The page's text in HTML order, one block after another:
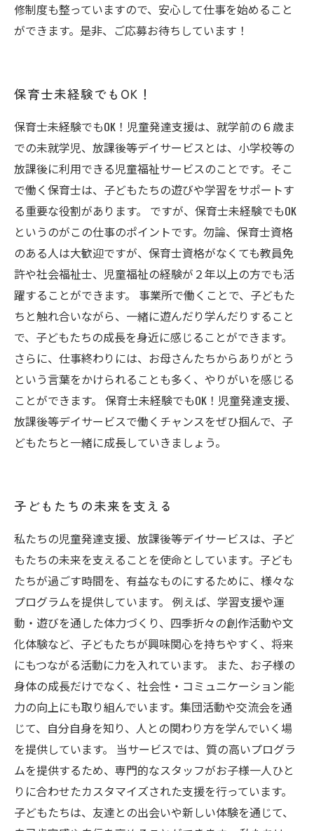
修制度も整っていますので、安心して仕事を始めること
ができます。是非、ご応募お待ちしています！
保育士未経験でもOK！
保育士未経験でもOK！児童発達支援は、就学前の６歳ま
での未就学児、放課後等デイサービスとは、小学校等の
放課後に利用できる児童福祉サービスのことです。そこ
で働く保育士は、子どもたちの遊びや学習をサポートす
る重要な役割があります。 ですが、保育士未経験でもOK
というのがこの仕事のポイントです。勿論、保育士資格
のある人は大歓迎ですが、保育士資格がなくても教員免
許や社会福祉士、児童福祉の経験が２年以上の方でも活
躍することができます。 事業所で働くことで、子どもた
ちと触れ合いながら、一緒に遊んだり学んだりすること
で、子どもたちの成長を身近に感じることができます。
さらに、仕事終わりには、お母さんたちからありがとう
という言葉をかけられることも多く、やりがいを感じる
ことができます。 保育士未経験でもOK！児童発達支援、
放課後等デイサービスで働くチャンスをぜひ掴んで、子
どもたちと一緒に成長していきましょう。
子どもたちの未来を支える
私たちの児童発達支援、放課後等デイサービスは、子ど
もたちの未来を支えることを使命としています。子ども
たちが過ごす時間を、有益なものにするために、様々な
プログラムを提供しています。 例えば、学習支援や運
動・遊びを通した体力づくり、四季折々の創作活動や文
化体験など、子どもたちが興味関心を持ちやすく、将来
にもつながる活動に力を入れています。 また、お子様の
身体の成長だけでなく、社会性・コミュニケーション能
力の向上にも取り組んでいます。集団活動や交流会を通
じて、自分自身を知り、人との関わり方を学んでいく場
を提供しています。 当サービスでは、質の高いプログラ
ムを提供するため、専門的なスタッフがお子様一人ひと
りに合わせたカスタマイズされた支援を行っています。
子どもたちは、友達との出会いや新しい体験を通じて、